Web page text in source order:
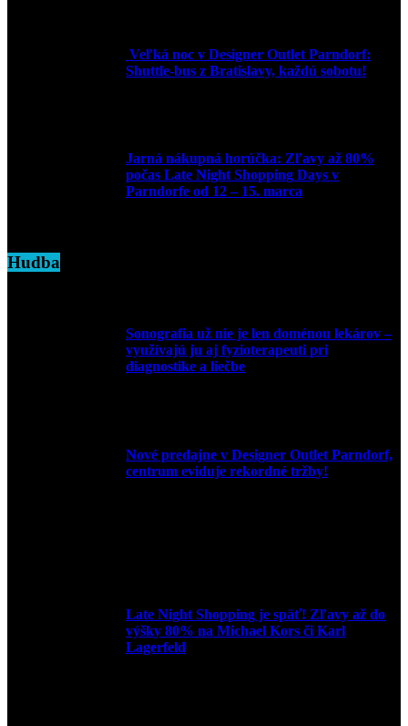
Veľká noc v Designer Outlet Parndorf:
Shuttle-bus z Bratislavy, každú sobotu!
Jarná nákupná horúčka: Zľavy až 80%
počas Late Night Shopping Days v
Parndorfe od 12 – 15. marca
Hudba
Sonografia už nie je len doménou lekárov –
využívajú ju aj fyzioterapeuti pri
diagnostike a liečbe
Nové predajne v Designer Outlet Parndorf,
centrum eviduje rekordné tržby!
Late Night Shopping je späť! Zľavy až do
výšky 80% na Michael Kors či Karl
Lagerfeld